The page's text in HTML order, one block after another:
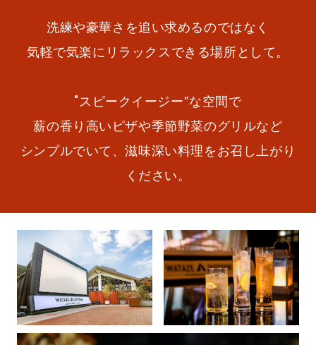
洗練や豪華さを追い求めるのではなく
気軽で気楽にリラックスできる場所として。
"スピークイージー”な空間で
薪の香り高いピザや季節野菜のグリルなど
シンプルでいて、滋味深い料理をお召し上がり
ください。